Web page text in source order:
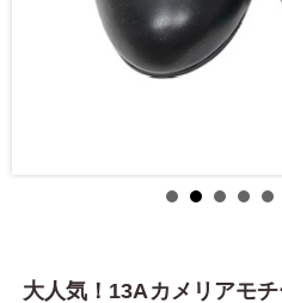
大人気！13Aカメリアモ